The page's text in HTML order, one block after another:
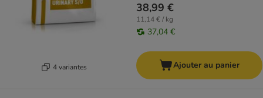
4 variantes
38,99 €
11,14 € / kg
37,04 €
Ajouter au panier